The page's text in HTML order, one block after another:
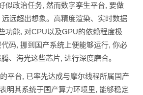
似政治任务, 然而数字孪生平台, 要做
远超出想象。高精度渲染、实时数据
功能, 对CPU以及GPU的依赖程度极
码, 挪到国产系统上便能够运行, 你必
、海光这些芯片, 进行深度磨合。
平台, 已率先达成与摩尔线程所属国产
明其系统于国产算力环境里, 能够稳定